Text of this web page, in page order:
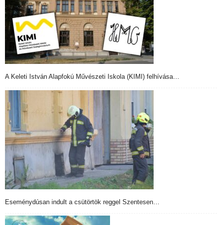
A Keleti István Alapfokú Művészeti Iskola (KIMI) felhívása…
Eseménydúsan indult a csütörtök reggel Szentesen…